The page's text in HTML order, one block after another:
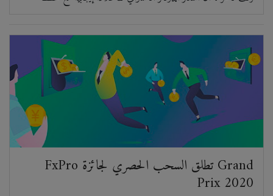
FxPro تطلق السحب الحصري لجائزة Grand
Prix 2020